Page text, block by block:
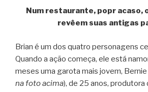
Num restaurante, popr acaso,
revêem suas antigas
Brian é um dos quatro personagens
Quando a ação começa, ele está
meses uma garota mais jovem, Bernie
na foto acima), de 25 anos, produtora